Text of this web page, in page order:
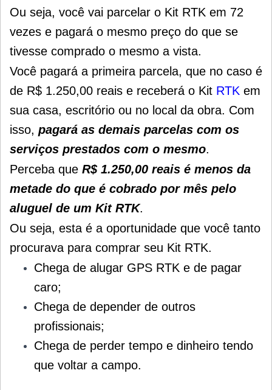
Ou seja, você vai parcelar o Kit RTK em 72
vezes e pagará o mesmo preço do que se
tivesse comprado o mesmo a vista.
Você pagará a primeira parcela, que no caso é
de R$ 1.250,00 reais e receberá o Kit RTK em
sua casa, escritório ou no local da obra. Com
isso, pagará as demais parcelas com os
serviços prestados com o mesmo.
Perceba que R$ 1.250,00 reais é menos da
metade do que é cobrado por mês pelo
aluguel de um Kit RTK.
Ou seja, esta é a oportunidade que você tanto
procurava para comprar seu Kit RTK.
Chega de alugar GPS RTK e de pagar
caro;
Chega de depender de outros
profissionais;
Chega de perder tempo e dinheiro tendo
que voltar a campo.